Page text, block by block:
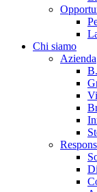
Scopri chi
sedi, 4
Eccellenza a
Chi siamo
Azienda